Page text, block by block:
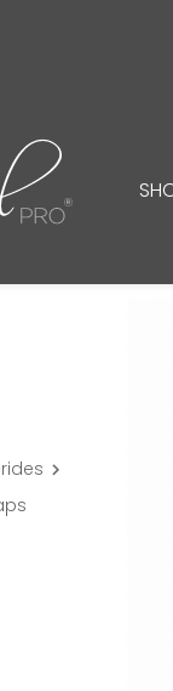
